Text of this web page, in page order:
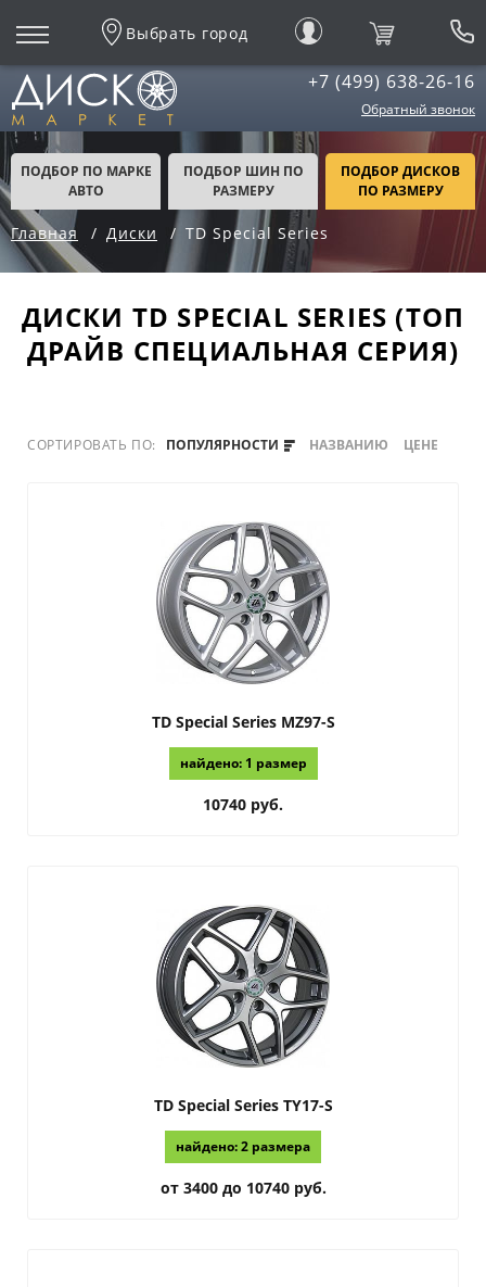
Выбрать город
+7 (499) 638-26-16
Обратный звонок
ПОДБОР ПО МАРКЕ
АВТО
ПОДБОР ШИН ПО
РАЗМЕРУ
ПОДБОР ДИСКОВ
ПО РАЗМЕРУ
Главная Диски TD Special Series
ДИСКИ TD SPECIAL SERIES (ТОП
ДРАЙВ СПЕЦИАЛЬНАЯ СЕРИЯ)
СОРТИРОВАТЬ ПО: ПОПУЛЯРНОСТИ НАЗВАНИЮ ЦЕНЕ
TD Special Series MZ97-S
найдено: 1 размер
10740 руб.
TD Special Series TY17-S
найдено: 2 размера
от 3400 до 10740 руб.